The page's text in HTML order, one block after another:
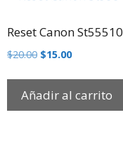
Reset Canon St55510
$20.00 $15.00
Añadir al carrito